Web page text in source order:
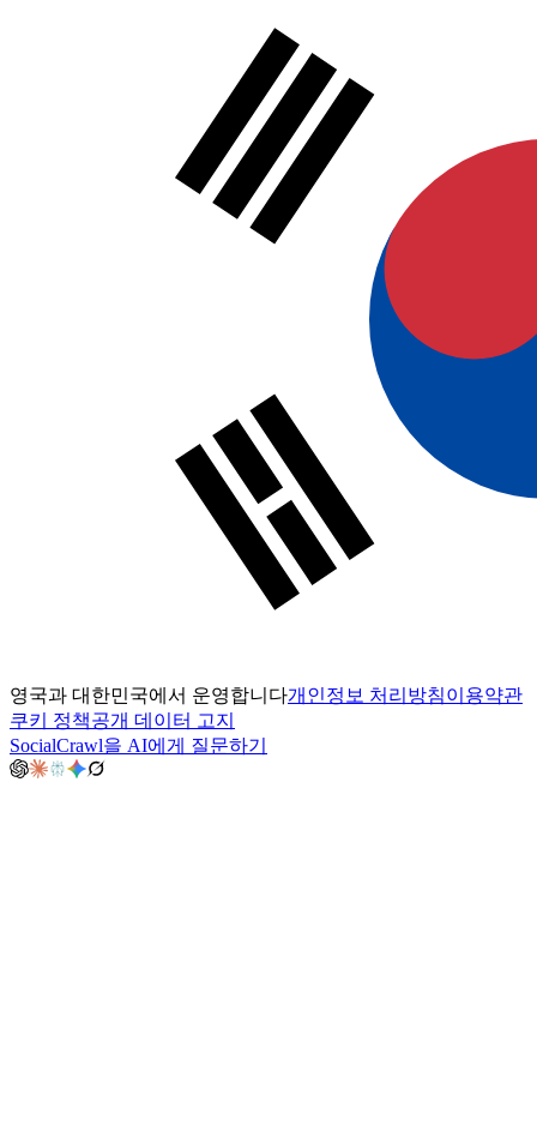
영국과 대한민국에서 운영합니다개인정보 처리방침이용약관
쿠키 정책공개 데이터 고지
SocialCrawl을 AI에게 질문하기